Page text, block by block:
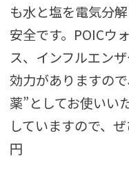
も水と塩を電気分
安全です。POICウ
ス、インフルエン
効力がありますの
薬”としてお使いい
していますので、
円